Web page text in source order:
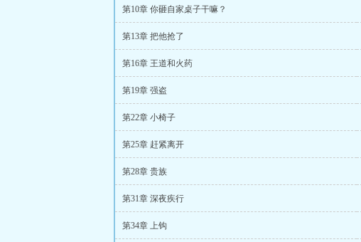
第10章 你砸自家桌子干嘛？
第13章 把他抢了
第16章 王道和火药
第19章 强盗
第22章 小椅子
第25章 赶紧离开
第28章 贵族
第31章 深夜疾行
第34章 上钩